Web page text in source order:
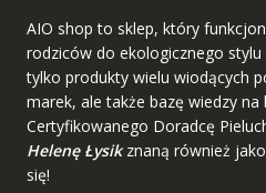
AIO shop to sklep, który
rodziców do ekologicznego stylu
tylko produkty wielu wiodących
marek, ale także bazę wiedzy
Certyfikowanego Doradcę
Helenę Łysikznaną również jako
się!